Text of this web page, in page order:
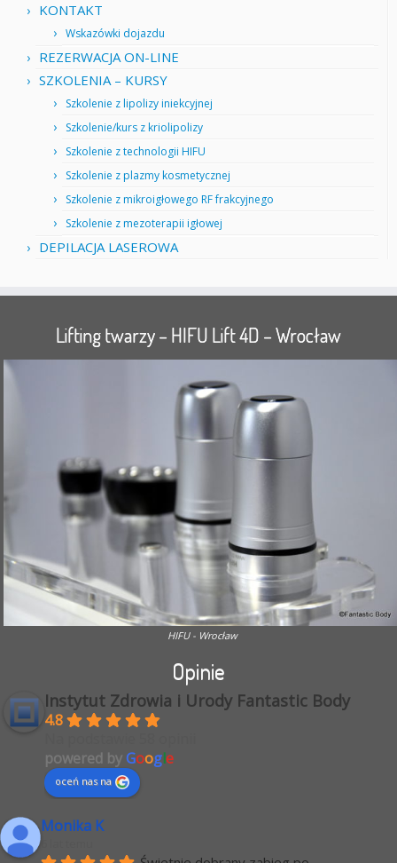
KONTAKT
Wskazówki dojazdu
REZERWACJA ON-LINE
SZKOLENIA – KURSY
Szkolenie z lipolizy iniekcyjnej
Szkolenie/kurs z kriolipolizy
Szkolenie z technologii HIFU
Szkolenie z plazmy kosmetycznej
Szkolenie z mikroigłowego RF frakcyjnego
Szkolenie z mezoterapii igłowej
DEPILACJA LASEROWA
Lifting twarzy – HIFU Lift 4D – Wrocław
HIFU - Wrocław
Opinie
Instytut Zdrowia i Urody Fantastic Body
4.8
powered byGoogle
oceń nas na
Monika K